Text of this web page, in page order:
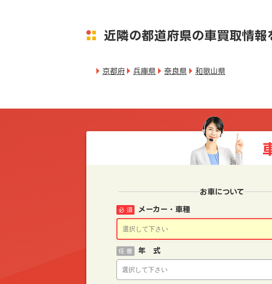
近隣の都道府県の車買取情報
京都府 兵庫県 奈良県 和歌山県
お車について
メーカー・車種
必 須
年 式
任 意